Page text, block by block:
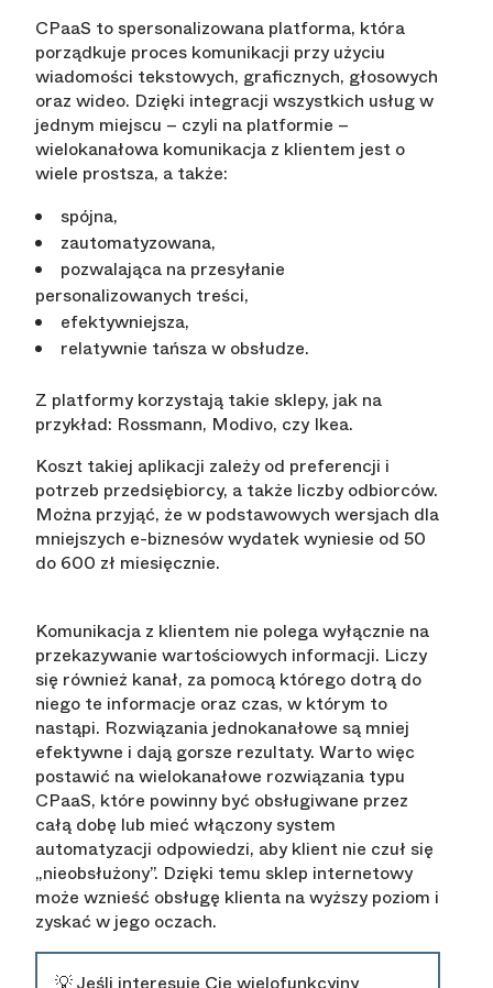
CPaaS to spersonalizowana platforma, która
porządkuje proces komunikacji przy użyciu
wiadomości tekstowych, graficznych, głosowych
oraz wideo. Dzięki integracji wszystkich usług w
jednym miejscu – czyli na platformie –
wielokanałowa komunikacja z klientem jest o
wiele prostsza, a także:
spójna,
zautomatyzowana,
pozwalająca na przesyłanie
personalizowanych treści,
efektywniejsza,
relatywnie tańsza w obsłudze.
Z platformy korzystają takie sklepy, jak na
przykład: Rossmann, Modivo, czy Ikea.
Koszt takiej aplikacji zależy od preferencji i
potrzeb przedsiębiorcy, a także liczby odbiorców.
Można przyjąć, że w podstawowych wersjach dla
mniejszych e-biznesów wydatek wyniesie od 50
do 600 zł miesięcznie.
Komunikacja z klientem nie polega wyłącznie na
przekazywanie wartościowych informacji. Liczy
się również kanał, za pomocą którego dotrą do
niego te informacje oraz czas, w którym to
nastąpi. Rozwiązania jednokanałowe są mniej
efektywne i dają gorsze rezultaty. Warto więc
postawić na wielokanałowe rozwiązania typu
CPaaS, które powinny być obsługiwane przez
całą dobę lub mieć włączony system
automatyzacji odpowiedzi, aby klient nie czuł się
„nieobsłużony”. Dzięki temu sklep internetowy
może wznieść obsługę klienta na wyższy poziom i
zyskać w jego oczach.
💡 Jeśli interesuje Cię wielofunkcyjny